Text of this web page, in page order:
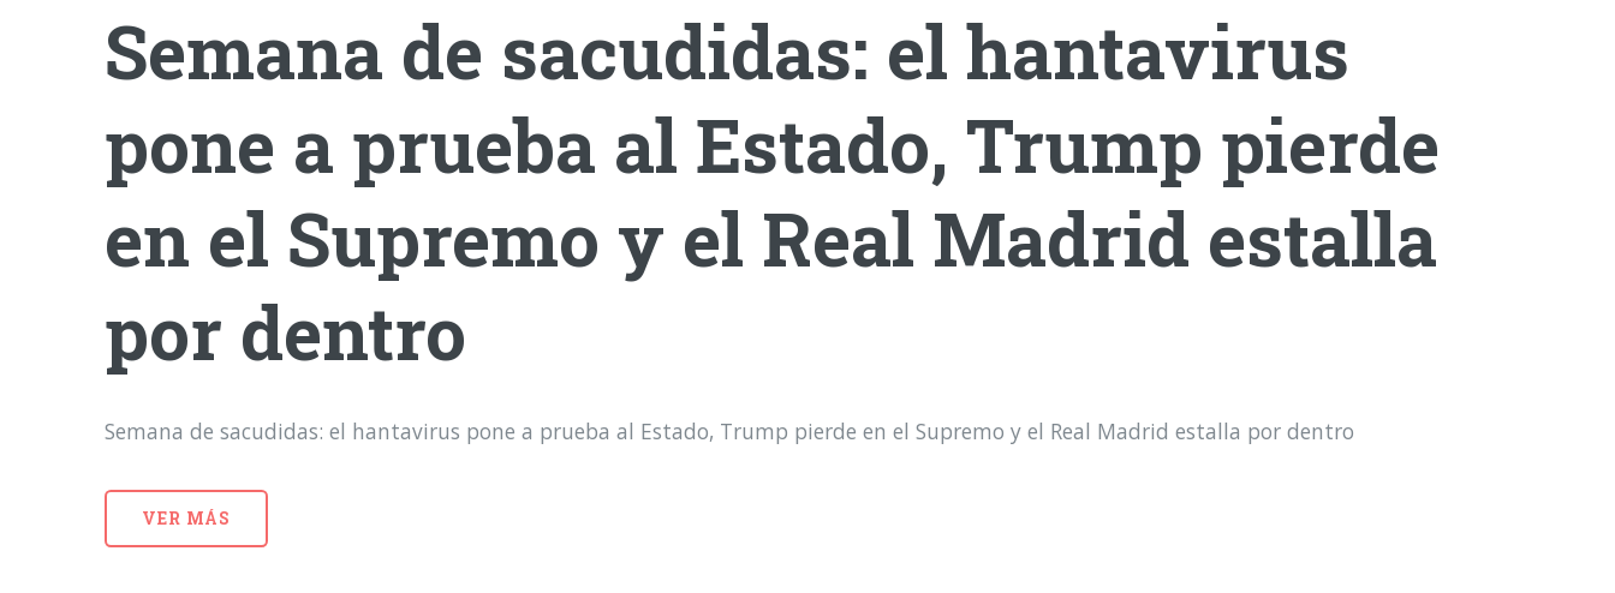
Semana de sacudidas: el hantavirus
pone a prueba al Estado, Trump pierde
en el Supremo y el Real Madrid estalla
por dentro
Semana de sacudidas: el hantavirus pone a prueba al Estado, Trump pierde en el Supremo y el Real Madrid estalla por dentro
VER MÁS